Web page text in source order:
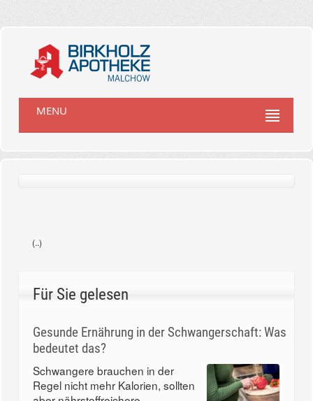
MENU
(..)
Für Sie gelesen
Gesunde Ernährung in der Schwangerschaft: Was
bedeutet das?
Schwangere brauchen in der
Regel nicht mehr Kalorien, sollten